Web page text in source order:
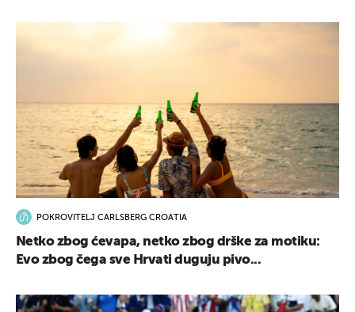
POKROVITELJ CARLSBERG CROATIA
Netko zbog ćevapa, netko zbog drške za motiku:
Evo zbog čega sve Hrvati duguju pivo...